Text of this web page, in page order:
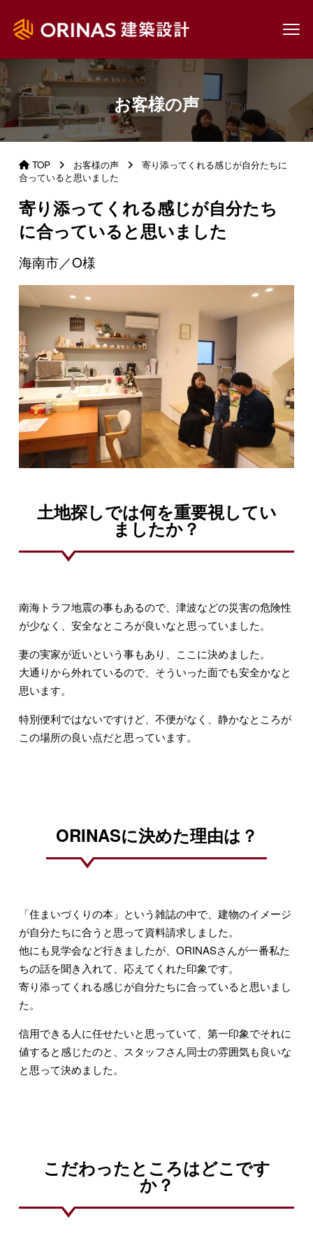
お客様の声
TOP お客様の声
寄り添ってくれる感じが自分たちに
合っていると思いました
寄り添ってくれる感じが自分たち
に合っていると思いました
海南市／O様
土地探しでは何を重要視してい
ましたか？
南海トラフ地震の事もあるので、津波などの災害の危険性
が少なく、安全なところが良いなと思っていました。
妻の実家が近いという事もあり、ここに決めました。
大通りから外れているので、そういった面でも安全かなと
思います。
特別便利ではないですけど、不便がなく、静かなところが
この場所の良い点だと思っています。
ORINASに決めた理由は？
「住まいづくりの本」という雑誌の中で、建物のイメージ
が自分たちに合うと思って資料請求しました。
他にも見学会など行きましたが、ORINASさんが一番私た
ちの話を聞き入れて、応えてくれた印象です。
寄り添ってくれる感じが自分たちに合っていると思いまし
た。
信用できる人に任せたいと思っていて、第一印象でそれに
値すると感じたのと、スタッフさん同士の雰囲気も良いな
と思って決めました。
こだわったところはどこです
か？